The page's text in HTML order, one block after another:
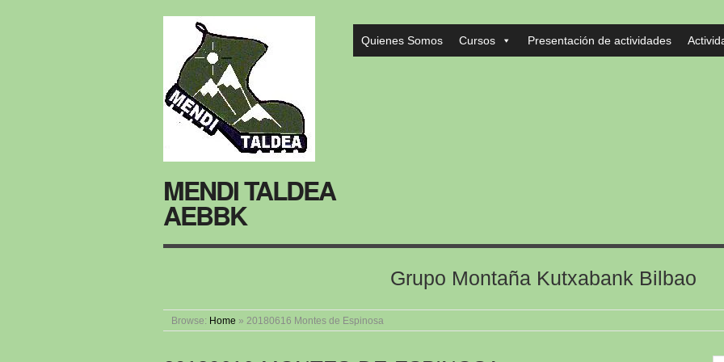
MENDI TALDEA
AEBBK
Quienes Somos Cursos Presentación de actividades
Grupo Montaña Kutxabank Bilbao
Browse: Home » 20180616 Montes de Espinosa